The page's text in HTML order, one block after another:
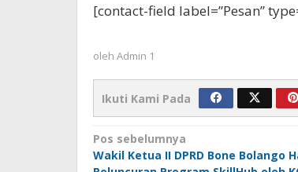
[contact-field label=”Pesan”
oleh Admin 1
Ikuti Kami Pada
Navigasi
pos
Pos sebelumnya
Wakil Ketua II DPRD Bone Bolango